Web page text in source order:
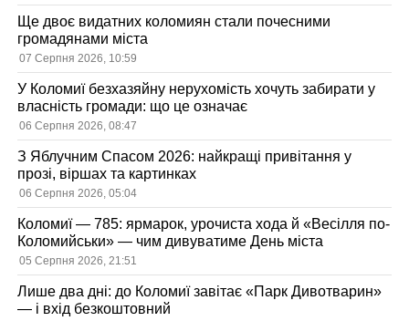
Ще двоє видатних коломиян стали почесними
громадянами міста
07 Серпня 2026, 10:59
У Коломиї безхазяйну нерухомість хочуть забирати у
власність громади: що це означає
06 Серпня 2026, 08:47
З Яблучним Спасом 2026: найкращі привітання у
прозі, віршах та картинках
06 Серпня 2026, 05:04
Коломиї — 785: ярмарок, урочиста хода й «Весілля по-
Коломийськи» — чим дивуватиме День міста
05 Серпня 2026, 21:51
Лише два дні: до Коломиї завітає «Парк Дивотварин»
— і вхід безкоштовний